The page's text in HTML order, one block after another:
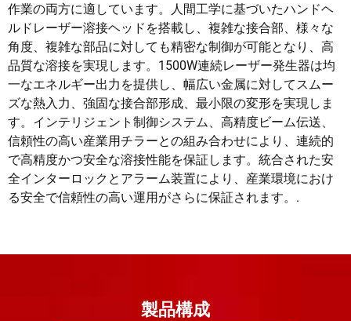
作業の両方に適しています。人間工学に基づいたハンドヘ
ルドレーザー溶接ヘッドを搭載し、複雑な接合部、様々な
角度、複雑な部品に対しても精密な制御が可能となり、高
品質な溶接を実現します。1500W連続レーザー発生器は均
一なエネルギー出力を提供し、幅広い金属に対してスムー
ズな熱入力、強固な接合部形成、最小限の変形を実現しま
す。インテリジェント制御システム、高精度ビーム伝送、
信頼性の高い産業用チラーとの組み合わせにより、連続的
で高精度かつ安全な溶接性能を保証します。統合された安
全インターロックとアラーム装置により、産業環境におけ
る安全で信頼性の高い運用がさらに保証されます。.
製品構成